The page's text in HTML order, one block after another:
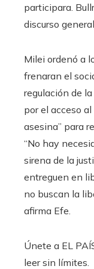
participara.
discurso
Milei ordenó a
frenaran el
regulación de
por el acceso
asesina” para
“No hay
sirena de la
entreguen en
no buscan la
afirma Efe.
Únete a EL
leer sin límites.